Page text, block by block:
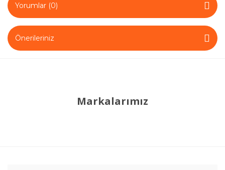
Yorumlar (0)
Önerileriniz
Markalarımız